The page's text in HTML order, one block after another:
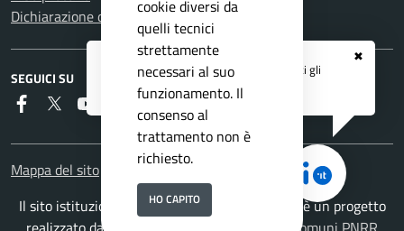
✖
Registrati ai serviziAPP IO
e ricevi tutti gli
aggiornamenti dall'Ente
Dichiarazione di accessibilità
SEGUICI SU
FaceboookTwitter YoutubeRSS
Mappa del sito
Il sito istituzionale del Comune di Carmignano è un progetto
cookie diversi da
quelli tecnici
strettamente
necessari al suo
funzionamento. Il
consenso al
trattamento non è
richiesto.
HO CAPITO